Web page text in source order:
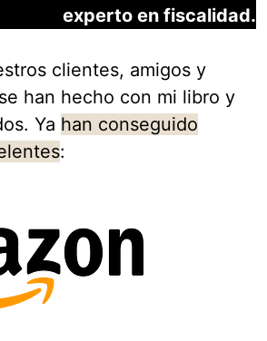
experto en fiscalidad.
clientes, amigos y
han hecho con mi libro y
Ya han conseguido
: